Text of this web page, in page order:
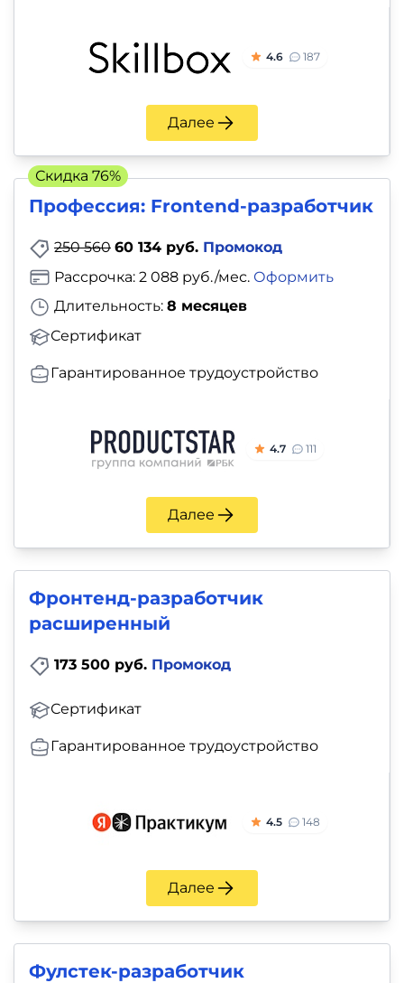
4.6 187
Далее
Профессия: Frontend-разработчик
250 560 60 134 руб. Промокод
Длительность: 8 месяцев
Сертификат
Рассрочка: 2 088 руб./мес. Оформить
Гарантированное трудоустройство
4.7 111
Далее
Скидка 76%
Фронтенд-разработчик
расширенный
173 500 руб. Промокод
Сертификат
Гарантированное трудоустройство
4.5 148
Далее
Фулстек-разработчик